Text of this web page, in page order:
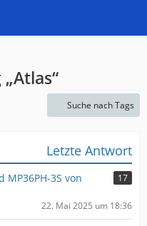
Suche nach Tags
Letzte Antwort
MP36PH-3S von
17
22. Mai 2025 um 18:36